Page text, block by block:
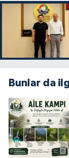
Bunlar da